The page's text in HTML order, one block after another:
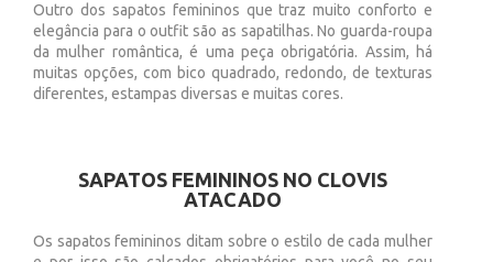
Outro dos sapatos femininos que traz muito conforto e
elegância para o outfit são as sapatilhas. No guarda-roupa
da mulher romântica, é uma peça obrigatória. Assim, há
muitas opções, com bico quadrado, redondo, de texturas
diferentes, estampas diversas e muitas cores.
SAPATOS FEMININOS NO CLOVIS
ATACADO
Os sapatos femininos ditam sobre o estilo de cada mulher